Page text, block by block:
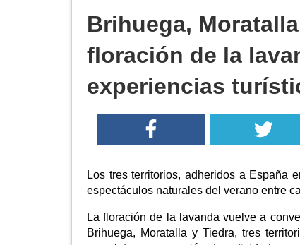
Brihuega,
floración de la
experiencias
Los tres territorios, adheridos a España
espectáculos naturales del verano entre
La floración de la lavanda vuelve a
Brihuega, Moratalla y Tiedra, tres